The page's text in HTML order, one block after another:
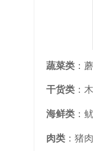
蔬菜类 ：
干货类 ：
海鲜类 ：
肉类 ：猪